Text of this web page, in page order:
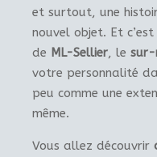
et surtout, une
nouvel objet. Et
de ML-Sellier, le sur-
votre personnalité
peu comme une
même.
Vous allez découvrir